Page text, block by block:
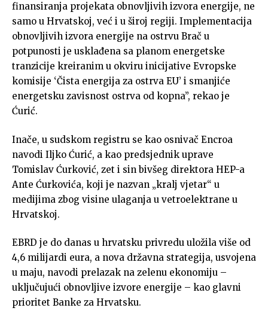
finansiranja projekata obnovljivih izvora energije, ne
samo u Hrvatskoj, već i u široj regiji. Implementacija
obnovljivih izvora energije na ostrvu Brač ​​u
potpunosti je usklađena sa planom energetske
tranzicije kreiranim u okviru inicijative Evropske
komisije ‘Čista energija za ostrva EU’ i smanjiće
energetsku zavisnost ostrva od kopna”, rekao je
Ćurić.
Inače, u sudskom registru se kao osnivač Encroa
navodi Iljko Ćurić, a kao predsjednik uprave
Tomislav Ćurković, zet i sin bivšeg direktora HEP-a
Ante Ćurkovića, koji je nazvan „kralj vjetar“ u
medijima zbog visine ulaganja u vetroelektrane u
Hrvatskoj.
EBRD je do danas u hrvatsku privredu uložila više od
4,6 milijardi eura, a nova državna strategija, usvojena
u maju, navodi prelazak na zelenu ekonomiju –
uključujući obnovljive izvore energije – kao glavni
prioritet Banke za Hrvatsku.